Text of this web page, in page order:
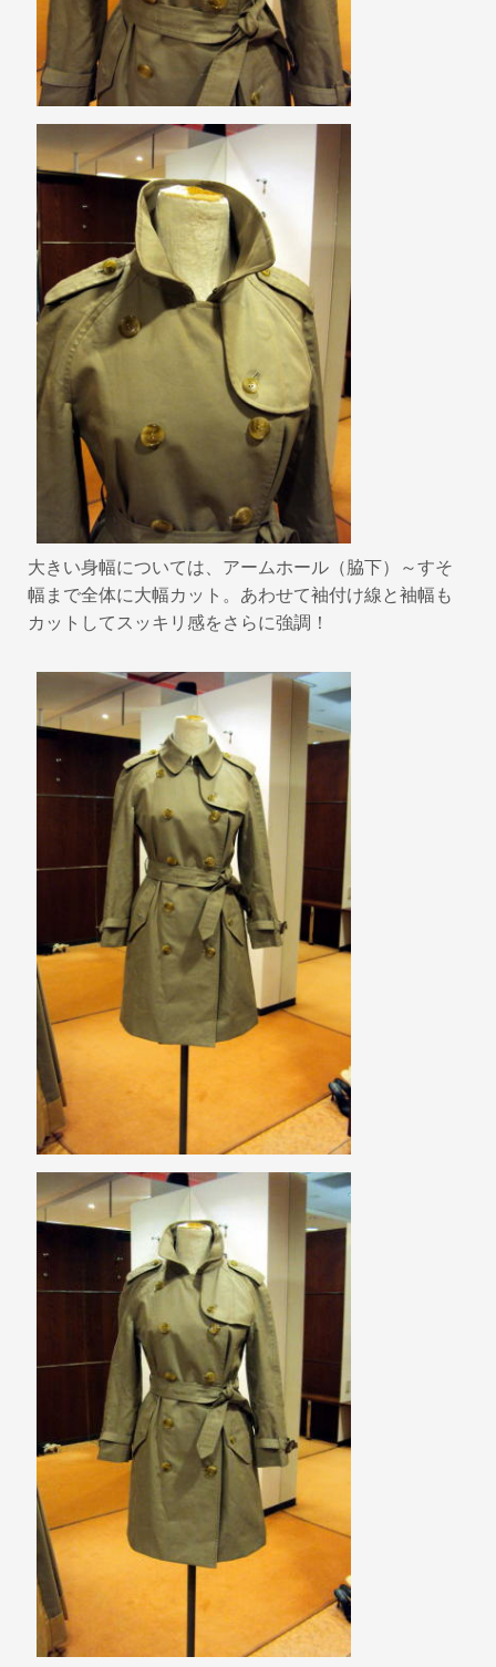
大きい身幅については、アームホール（脇下）～すそ
幅まで全体に大幅カット。あわせて袖付け線と袖幅も
カットしてスッキリ感をさらに強調！